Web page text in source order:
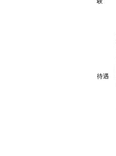
待遇